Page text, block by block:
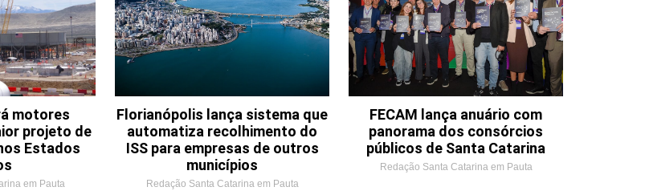
motores
projeto de
Estados
em Pauta
Florianópolis lança sistema que
automatiza recolhimento do
ISS para empresas de outros
municípios
Redação Santa Catarina em Pauta
FECAM lança anuário com
panorama dos consórcios
públicos de Santa Catarina
Redação Santa Catarina em Pauta